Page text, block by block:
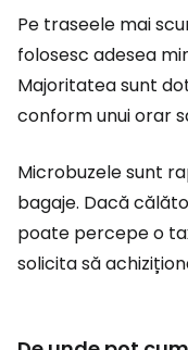
Pe traseele mai
folosesc adesea
Majoritatea sunt
conform unui orar
Microbuzele sunt
bagaje. Dacă
poate percepe o
solicita să